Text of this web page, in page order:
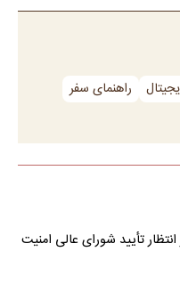
راهنمای سفر
تأیید شورای عالی امنیت